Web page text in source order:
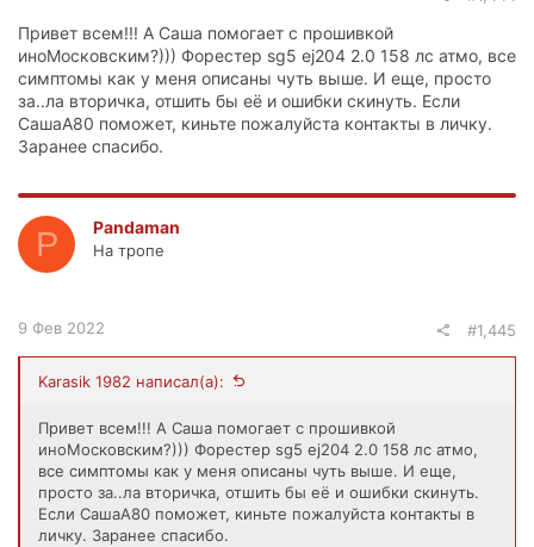
Привет всем!!! А Саша помогает с прошивкой
иноМосковским?))) Форестер sg5 ej204 2.0 158 лс атмо, все
симптомы как у меня описаны чуть выше. И еще, просто
за..ла вторичка, отшить бы её и ошибки скинуть. Если
СашаА80 поможет, киньте пожалуйста контакты в личку.
Заранее спасибо.
P Pandaman
На тропе
9 Фев 2022 #1,445
Karasik 1982 написал(а):
Привет всем!!! А Саша помогает с прошивкой
иноМосковским?))) Форестер sg5 ej204 2.0 158 лс атмо,
все симптомы как у меня описаны чуть выше. И еще,
просто за..ла вторичка, отшить бы её и ошибки скинуть.
Если СашаА80 поможет, киньте пожалуйста контакты в
личку. Заранее спасибо.